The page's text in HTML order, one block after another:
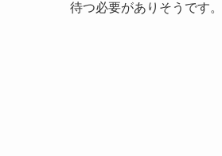
待つ必要がありそうです。